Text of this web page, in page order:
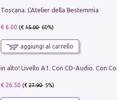
Toscana. L'Atelier della Bestemmia
€ 6.00 (€15.00- 60%)
aggiungi al carrello
€ 26.50 (€27.90- 5%)